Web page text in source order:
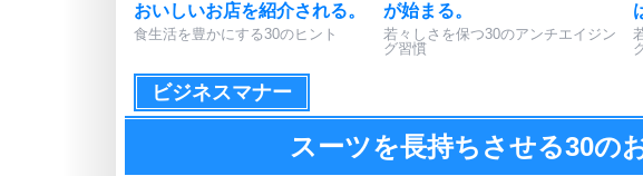
おいしいお店を紹介される。
食生活を豊かにする30のヒント
が始まる。
若々しさを保つ30のアンチエイジン
グ習慣
ビジネスマナー
スーツを長持ちさせる30の